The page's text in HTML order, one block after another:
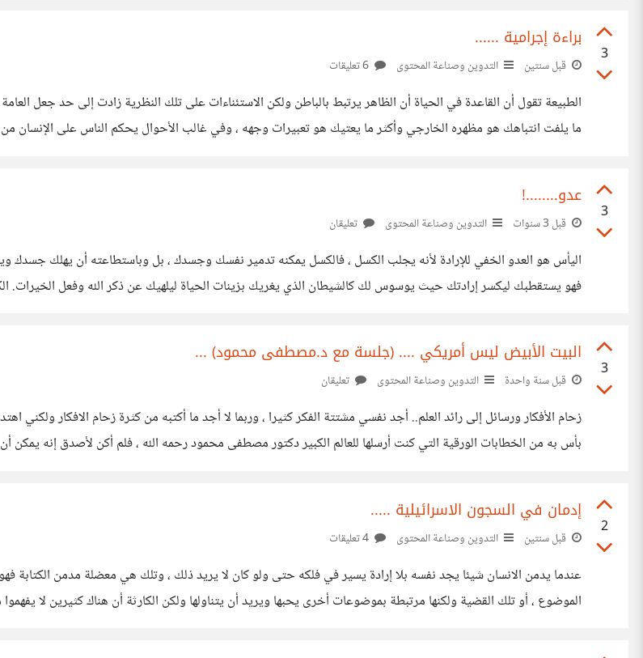
3
براءة إجرامية ......
قبل سنتين التدوين وصناعة المحتوى
الطبيعة تقول أن القاعدة في الحياة أن الظاهر يرتبط بالباطن ولكن الاستئناءات على تلك النظرية زادت إلى حد جعل
ما يلفت انتباهك هو مظهره الخارجي وأكثر ما يعتيك هو تعبيرات وجهه ، وفي غالب الأحوال يحكم الناس على
3
عدو........!
قبل 3 سنوات التدوين وصناعة المحتوى تعليقان
اليأس هو العدو الخفي للإرادة لأنه يجلب الكسل ، فالكسل يمكنه تدمير نفسك وجسدك ، بل وباستطاعته أن يهلك جسدك
فهو يستقطبك ليكسر إرادتك حيث يوسوس لك كالشيطان الذي يغريك بزينات الحياة ليلهيك عن ذكر الله وفعل
3
البيت الأبيض ليس أمريكي .... (جلسة مع د.مصطفى محمود) ...
قبل سنة واحدة التدوين وصناعة المحتوى تعليقان
زحام الأفكار ورسائل إلى رائد العلم.. أجد نفسي مشتتة الفكر كثيرا ، وربما لا أجد ما أكتبه من
بأس به من الخطابات الورقية التي كنت أرسلها للعالم الكبير دكتور مصطفى محمود رحمه الله ، فلم أكن لأصدق إنه يمكن
2
إدمان في السجون الاسرائيلية .....
قبل سنتين التدوين وصناعة المحتوى
عندما يدمن الانسان شيئا يجد نفسه بلا إرادة يسير في فلكه حتى ولو كان لا يريد ذلك ، وتلك هي معضلة مدمن
الموضوع ، أو تلك القضية ولكنها مرتبطة بموضوعات أخرى يحبها ويريد أن يتناولها ولكن الكارثة أن هناك كثيرين لا